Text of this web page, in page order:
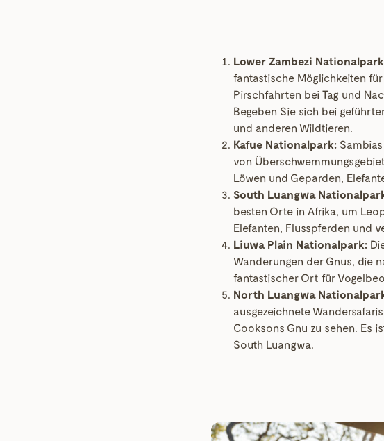
Lower Zambezi
fantastische Möglichkeiten
Pirschfahrten bei Tag und
Begeben Sie sich bei
und anderen Wildtieren.
Kafue Nationalpark:
von
Löwen und Geparden,
South Luangwa
besten Orte in Afrika, um
Elefanten, Flusspferden und
Liuwa Plain Nationalpark:
Wanderungen der Gnus, die
fantastischer Ort für
North Luangwa
ausgezeichnete
Cooksons Gnu zu sehen. Es
South Luangwa.